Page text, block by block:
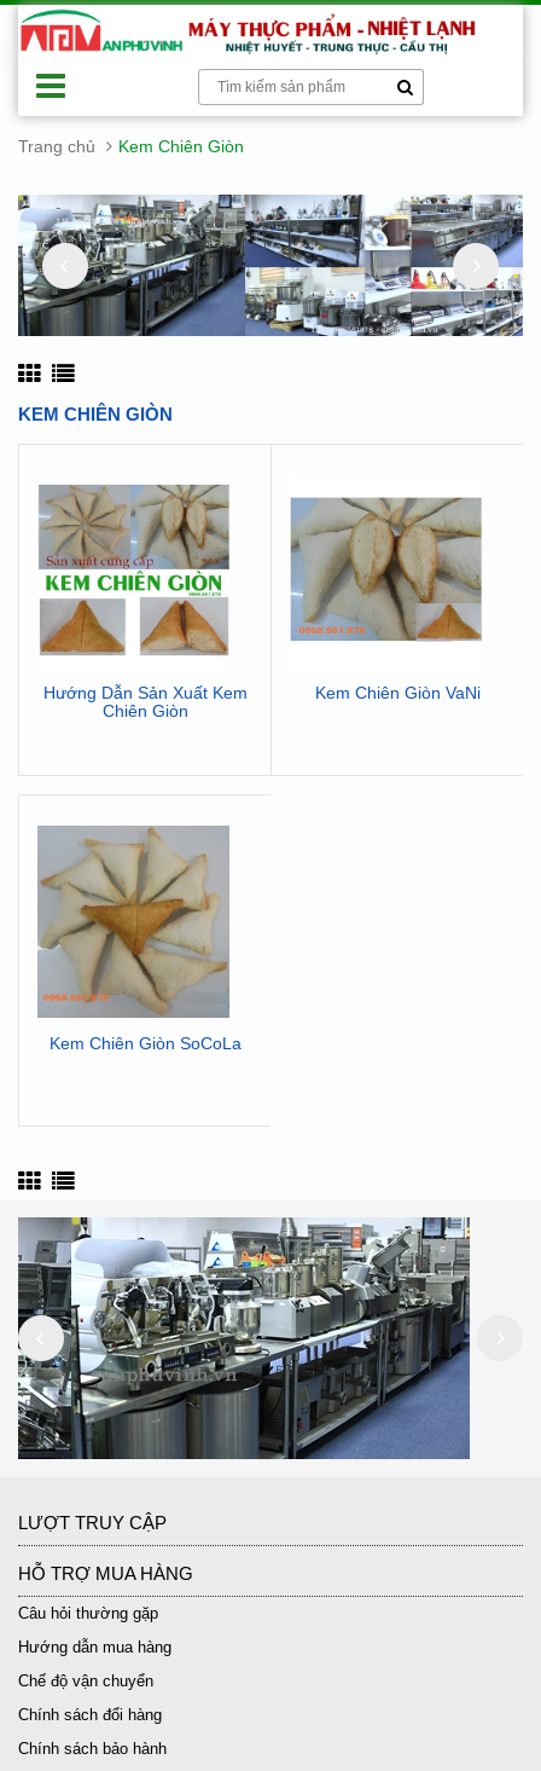
Trang chủ Kem Chiên Giòn
KEM CHIÊN GIÒN
Hướng Dẫn Sản Xuất Kem
Chiên Giòn
Kem Chiên Giòn VaNi
Kem Chiên Giòn SoCoLa
LƯỢT TRUY CẬP
HỖ TRỢ MUA HÀNG
Câu hỏi thường gặp
Hướng dẫn mua hàng
Chế độ vận chuyển
Chính sách đổi hàng
Chính sách bảo hành